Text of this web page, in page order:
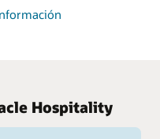
Hospitality